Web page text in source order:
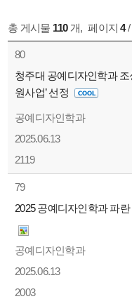
총 게시물 110개, 페이지4/
80
청주대 공예디자인학과
원사업’ 선정
공예디자인학과
2025.06.13
2119
79
2025 공예디자인학과 파
공예디자인학과
2025.06.13
2003